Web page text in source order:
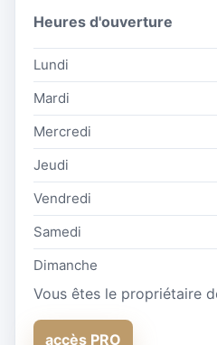
Heures d'ouverture
Lundi
Mardi
Mercredi
Jeudi
Vendredi
Samedi
Dimanche
Vous êtes le propriétaire
accès PRO